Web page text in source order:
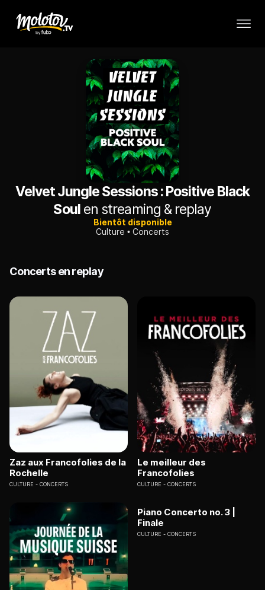
Velvet Jungle Sessions : Positive Black
Soulen streaming & replay
Bientôt disponible
Culture
Concerts
Concerts en replay
Zaz aux Francofolies de la
Rochelle
CULTURE CONCERTS
Le meilleur des
Francofolies
CULTURE CONCERTS
Piano Concerto no. 3 |
Finale
CULTURE CONCERTS